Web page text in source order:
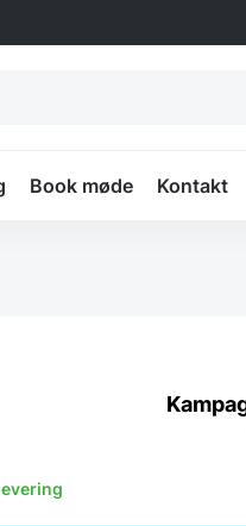
Book møde Kontakt